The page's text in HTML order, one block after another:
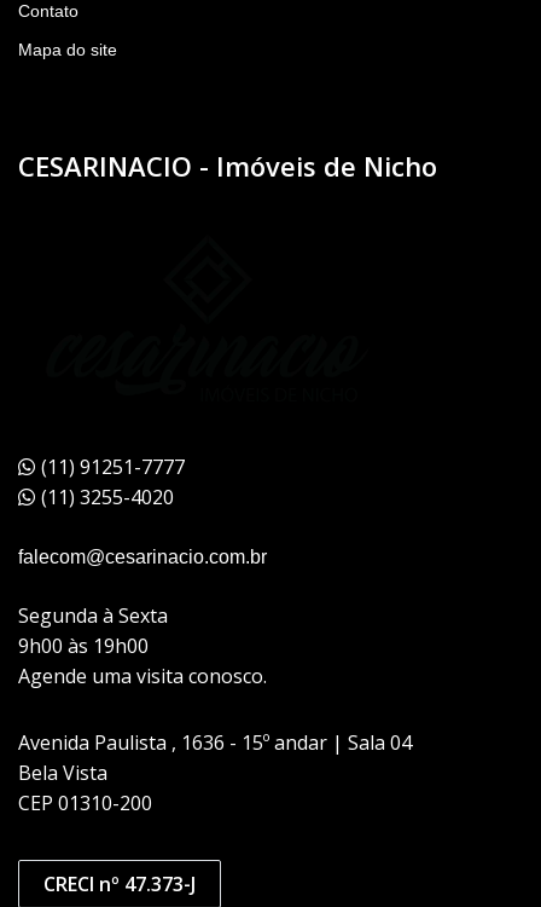
Contato
Mapa do site
CESARINACIO - Imóveis de Nicho
(11) 91251-7777
(11) 3255-4020
falecom@cesarinacio.com.br
Segunda à Sexta
9h00 às 19h00
Agende uma visita conosco.
Avenida Paulista , 1636 - 15º andar | Sala 04
Bela Vista
CEP 01310-200
CRECI nº 47.373-J